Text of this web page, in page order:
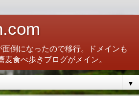
倒になったので移行。ドメインも
麦食べ歩きブログがメイン。
▼